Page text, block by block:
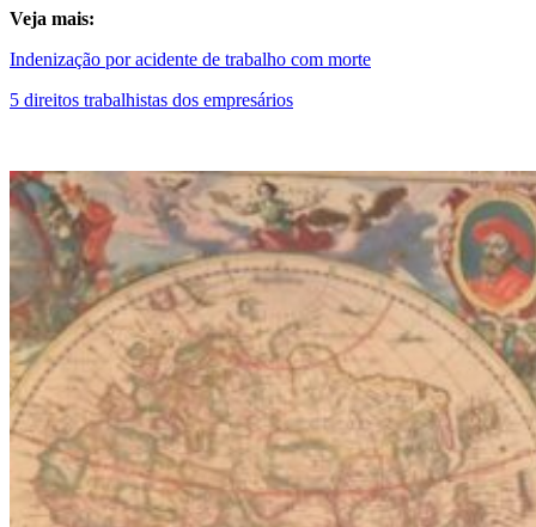
Veja mais:
Indenização por acidente de trabalho com morte
5 direitos trabalhistas dos empresários